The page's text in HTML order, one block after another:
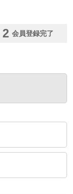
2 会員登録完了